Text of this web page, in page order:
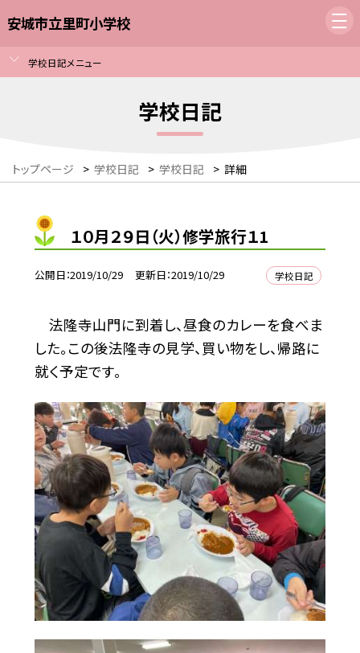
安城市立里町小学校
学校日記メニュー
学校日記
トップページ > 学校日記 > 学校日記 > 詳細
１０月２９日（火）修学旅行１1
公開日 2019/10/29 更新日 2019/10/29 学校日記
法隆寺山門に到着し、昼食のカレーを食べま
した。この後法隆寺の見学、買い物をし、帰路に
就く予定です。